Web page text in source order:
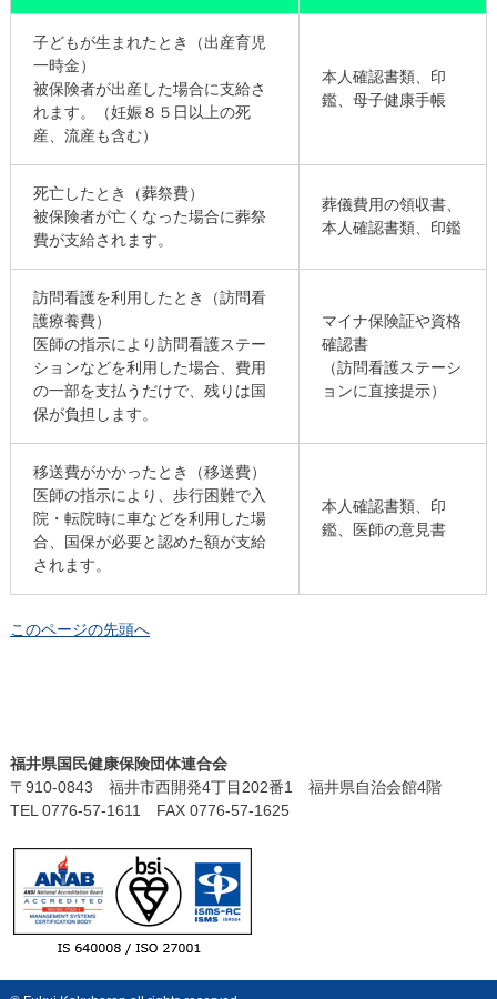
子どもが生まれたとき（出産育児
一時金）
被保険者が出産した場合に支給さ
れます。（妊娠８５日以上の死
産、流産も含む）
本人確認書類、印
鑑、母子健康手帳
死亡したとき（葬祭費）
被保険者が亡くなった場合に葬祭
費が支給されます。
葬儀費用の領収書、
本人確認書類、印鑑
訪問看護を利用したとき（訪問看
護療養費）
医師の指示により訪問看護ステー
ションなどを利用した場合、費用
の一部を支払うだけで、残りは国
保が負担します。
マイナ保険証や資格
確認書
（訪問看護ステーシ
ョンに直接提示）
移送費がかかったとき（移送費）
医師の指示により、歩行困難で入
院・転院時に車などを利用した場
合、国保が必要と認めた額が支給
されます。
本人確認書類、印
鑑、医師の意見書
このページの先頭へ
福井県国民健康保険団体連合会
〒910-0843 福井市西開発4丁目202番1 福井県自治会館4階
TEL 0776-57-1611 FAX 0776-57-1625